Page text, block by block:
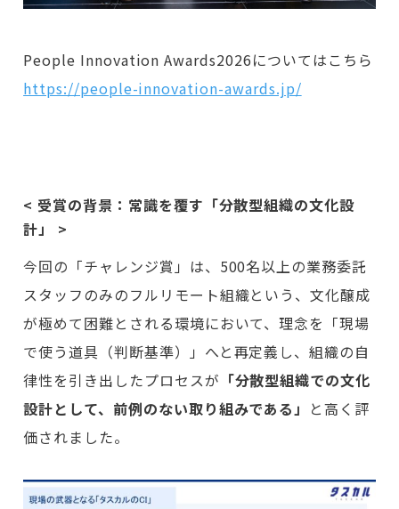
People Innovation Awards2026についてはこちら
https://people-innovation-awards.jp/
< 受賞の背景：常識を覆す「分散型組織の文化設
計」 >
今回の「チャレンジ賞」は、500名以上の業務委託
スタッフのみのフルリモート組織という、文化醸成
が極めて困難とされる環境において、理念を「現場
で使う道具（判断基準）」へと再定義し、組織の自
律性を引き出したプロセスが 「分散型組織での文化
設計として、前例のない取り組みである」 と高く評
価されました。